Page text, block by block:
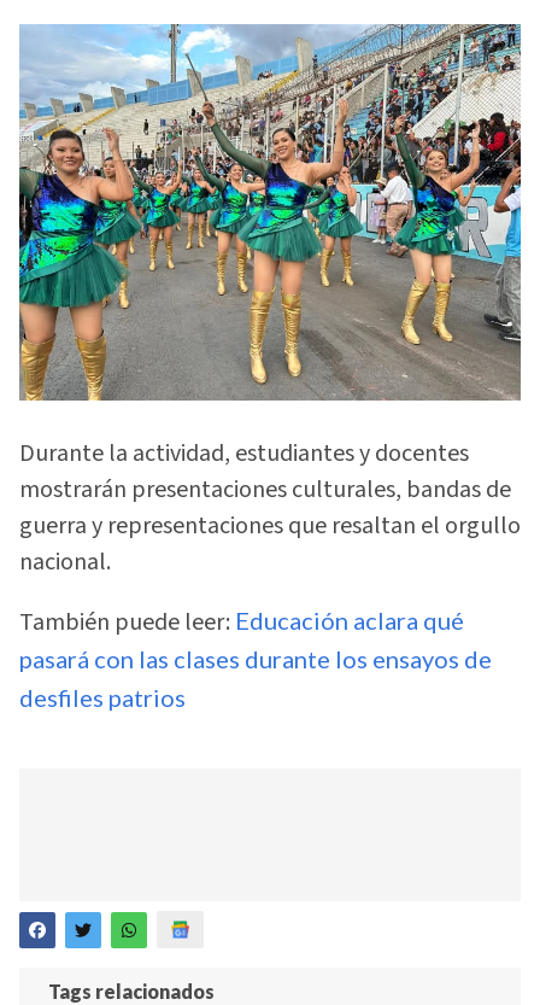
Durante la actividad, estudiantes y docentes
mostrarán presentaciones culturales, bandas de
guerra y representaciones que resaltan el orgullo
nacional.
También puede leer: Educación aclara qué
pasará con las clases durante los ensayos de
desfiles patrios
Tags relacionados